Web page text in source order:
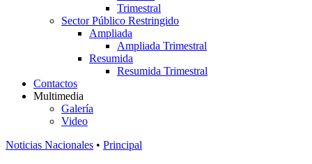
Trimestral
Sector Público Restringido
Ampliada
Ampliada Trimestral
Resumida
Resumida Trimestral
Contactos
Multimedia
Galería
Video
Noticias Nacionales • Principal